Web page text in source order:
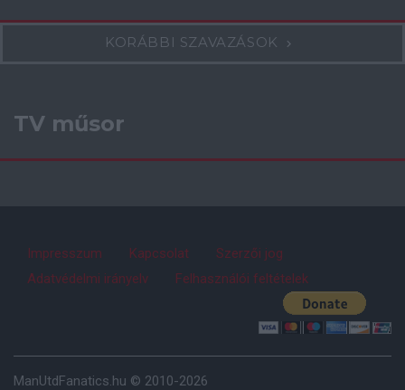
KORÁBBI SZAVAZÁSOK
TV műsor
Impresszum Kapcsolat
Szerzői jog
Adatvédelmi irányelv
Felhasználói feltételek
ManUtdFanatics.hu © 2010-2026